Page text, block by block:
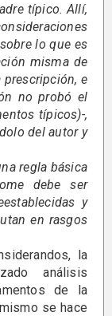
típico. Allí,
lo que es
misma de
e
no probó el
típicos)-,
del autor y
regla básica
debe ser
y
en rasgos
la
análisis
de la
se hace